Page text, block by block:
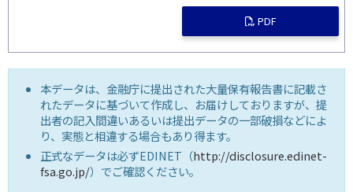
PDF
本データは、金融庁に提出された大量保有報告書に記載さ
れたデータに基づいて作成し、お届けしておりますが、提
出者の記入間違いあるいは提出データの一部破損などによ
り、実態と相違する場合もあり得ます。
正式なデータは必ずEDINET（http://disclosure.edinet-
fsa.go.jp/）でご確認ください。